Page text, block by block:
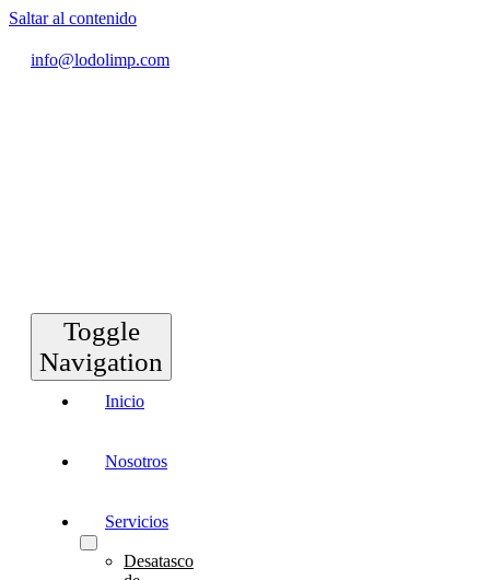
Saltar al contenido
info@lodolimp.com
Toggle
Navigation
Inicio
Nosotros
Servicios
Desatasco